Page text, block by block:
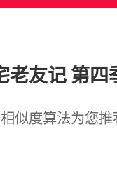
老友记 第四
似度算法为您